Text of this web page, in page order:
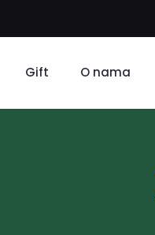
Gift O nama